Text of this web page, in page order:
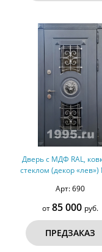
Дверь с МДФ RAL,
стеклом (декор
Арт: 690
от85 000 руб.
ПРЕДЗАКАЗ